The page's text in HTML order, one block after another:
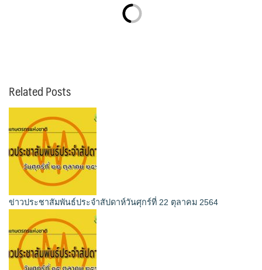
Related Posts
ข่าวประชาสัมพันธ์ประจำสัปดาห์วันศุกร์ที่ 22 ตุลาคม 2564